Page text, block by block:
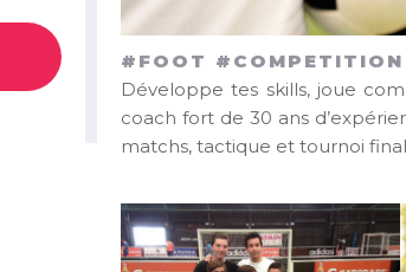
#FOOT
Développe tes skills, joue
coach fort de 30 ans
matchs, tactique et tournoi